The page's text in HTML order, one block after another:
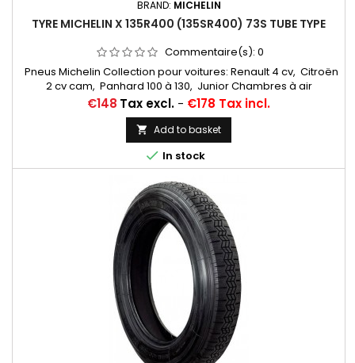
BRAND: MICHELIN
TYRE MICHELIN X 135R400 (135SR400) 73S TUBE TYPE
Commentaire(s): 0
Pneus Michelin Collection pour voitures: Renault 4 cv, Citroën
2 cv cam, Panhard 100 à 130, Junior Chambres à air
conseillées: 16 C 13 Michelin ...
Price
€148 Tax excl. - €178 Tax incl.
 Add to basket
 In stock